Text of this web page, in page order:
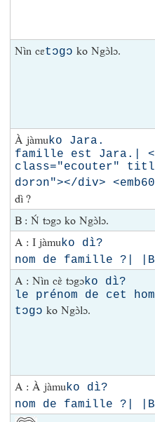
Nìn cɛtɔgɔ ko Ngɔ̀lɔ.
À jàmuko Jara.
famille est Jara.|
class="ecouter"
dɔrɔn"></div>
dì ?
B : Ń tɔgɔ ko Ngɔ̀lɔ.
A : I jàmuko dì?
nom de famille ?|
A : Nìn cɛ̀ tɔgɔko dì? |
le prénom de cet
tɔgɔ ko Ngɔ̀lɔ.
A : À jàmuko dì?
nom de famille ?|